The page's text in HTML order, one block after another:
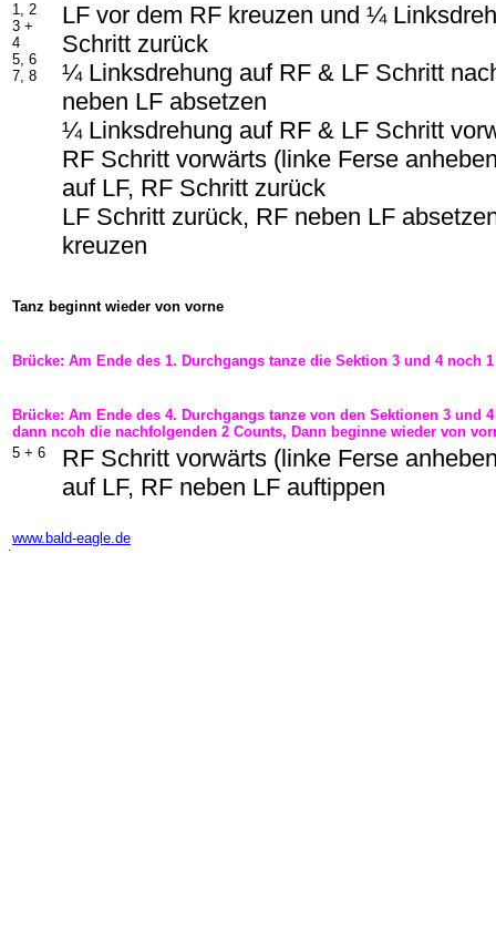
1, 2
3 +
4
5, 6
7, 8
LF vor dem RF kreuzen und ¼
Schritt zurück
¼ Linksdrehung auf RF & LF Schritt
neben LF absetzen
¼ Linksdrehung auf RF & LF Schritt
RF Schritt vorwärts (linke Ferse
auf LF, RF Schritt zurück
LF Schritt zurück, RF neben LF
kreuzen
Tanz beginnt wieder von vorne
Brücke: Am Ende des 1. Durchgangs tanze die Sektion 3 und 4 noch
Brücke: Am Ende des 4. Durchgangs tanze von den Sektionen 3 und
dann ncoh die nachfolgenden 2 Counts, Dann beginne wieder von
5 + 6
RF Schritt vorwärts (linke Ferse
auf LF, RF neben LF auftippen
www.bald-eagle.de